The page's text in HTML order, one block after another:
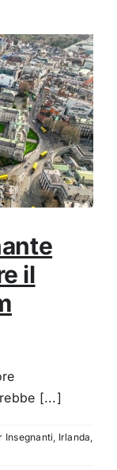
il
[...]
Insegnanti, Irlanda,